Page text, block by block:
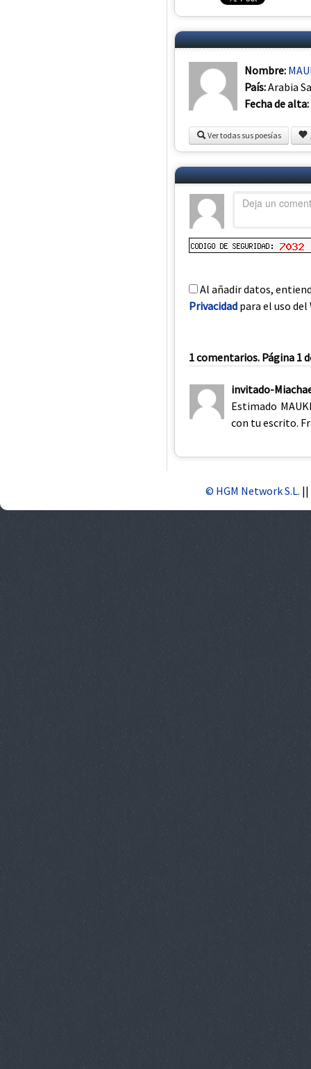
Nombre:
País:Arabia
Fecha de alta:
Ver todas sus poesías
Al añadir datos,
Privacidad para el uso del
1 comentarios. Página 1
invitado-
Estimado
con tu escrito.
© HGM Network S.L. ||